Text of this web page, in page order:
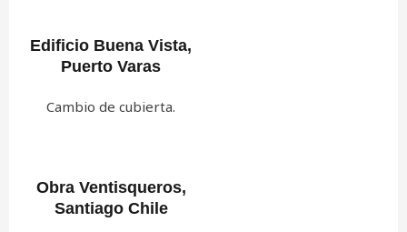
Edificio Buena Vista,
Puerto Varas
Cambio de cubierta.
Obra Ventisqueros,
Santiago Chile